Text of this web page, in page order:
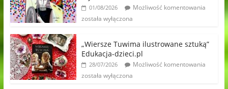
01/08/2026
Możliwość komentowania
została wyłączona
„Wiersze Tuwima ilustrowane sztuką”
Edukacja-dzieci.pl
28/07/2026
Możliwość komentowania
została wyłączona